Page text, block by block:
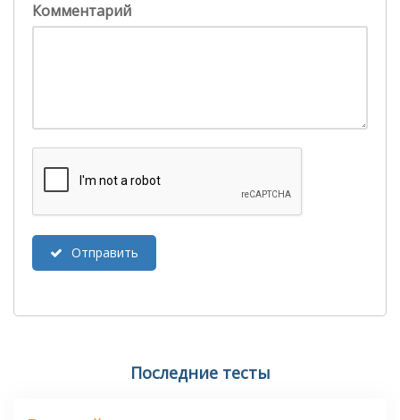
Комментарий
Отправить
Последние тесты